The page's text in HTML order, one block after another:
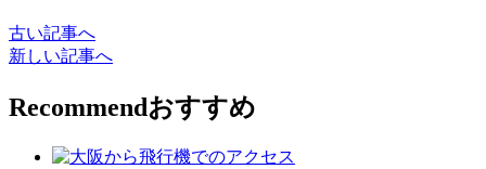
古い記事へ
新しい記事へ
Recommendおすすめ